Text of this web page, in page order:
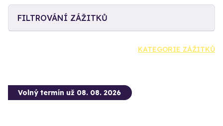
FILTROVÁNÍ ZÁŽITKŮ
KATEGORIE ZÁŽITKŮ
Volný termín už 08. 08. 2026